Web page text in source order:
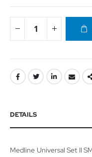
DETAILS
Medline Universal Set II